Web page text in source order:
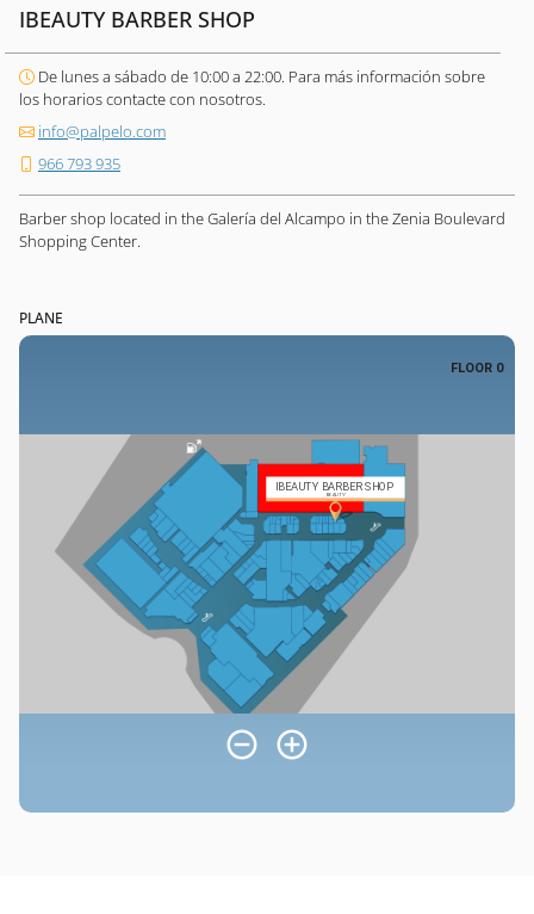
IBEAUTY BARBER SHOP
De lunes a sábado de 10:00 a 22:00. Para más información sobre
los horarios contacte con nosotros.
info@palpelo.com
966 793 935
Barber shop located in the Galería del Alcampo in the Zenia Boulevard
Shopping Center.
PLANE